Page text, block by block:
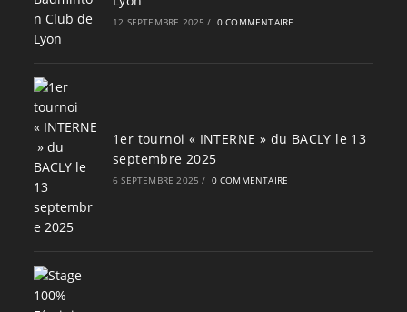
12 SEPTEMBRE 2025 / 0 COMMENTAIRE
1er tournoi « INTERNE » du BACLY le 13
septembre 2025
6 SEPTEMBRE 2025 / 0 COMMENTAIRE